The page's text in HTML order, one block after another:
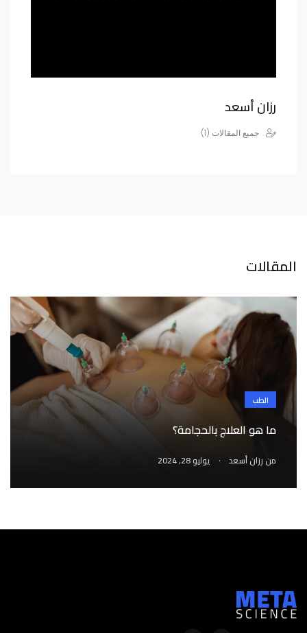
رزان أسعد
جميع المقالات (1)
المقالات
الطب
ما هو العلاج بالحجامة؟
من رزان أسعد . يوليو 28, 2024